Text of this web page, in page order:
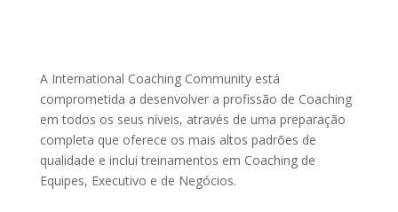
A International Coaching Community está
comprometida a desenvolver a profissão de Coaching
em todos os seus níveis, através de uma preparação
completa que oferece os mais altos padrões de
qualidade e inclui treinamentos em Coaching de
Equipes, Executivo e de Negócios.